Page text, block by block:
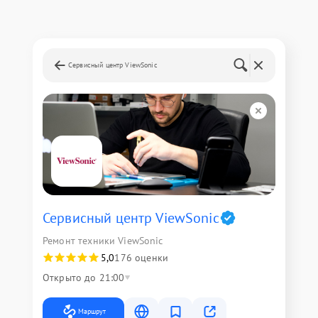
Сервисный центр ViewSonic
Сервисный центр ViewSonic
Ремонт техники ViewSonic
5,0176 оценки
Открыто до 21:00
Маршрут